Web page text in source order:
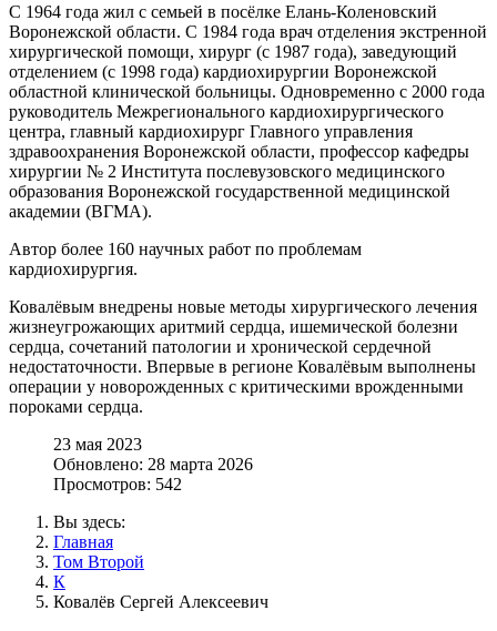
С 1964 года жил с семьей в посёлке Елань-Коленовский
Воронежской области. С 1984 года врач отделения экстренной
хирургической помощи, хирург (с 1987 года), заведующий
отделением (с 1998 года) кардиохирургии Воронежской
областной клинической больницы. Одновременно с 2000 года
руководитель Межрегионального кардиохирургического
центра, главный кардиохирург Главного управления
здравоохранения Воронежской области, профессор кафедры
хирургии № 2 Института послевузовского медицинского
образования Воронежской государственной медицинской
академии (ВГМА).
Автор более 160 научных работ по проблемам
кардиохирургия.
Ковалёвым внедрены новые методы хирургического лечения
жизнеугрожающих аритмий сердца, ишемической болезни
сердца, сочетаний патологии и хронической сердечной
недостаточности. Впервые в регионе Ковалёвым выполнены
операции у новорожденных с критическими врожденными
пороками сердца.
23 мая 2023
Обновлено: 28 марта 2026
Просмотров: 542
Вы здесь:
Главная
Том Второй
К
Ковалёв Сергей Алексеевич